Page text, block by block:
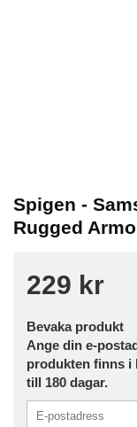
Spigen -
Rugged
229 kr
Bevaka produkt
Ange din e-
produkten finns i
till 180 dagar.